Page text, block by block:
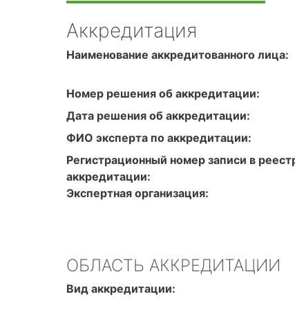
Аккредитация
Наименование аккредитованного лица:
Номер решения об аккредитации:
Дата решения об аккредитации:
ФИО эксперта по аккредитации:
Регистрационный номер записи в
аккредитации:
Экспертная организация:
ОБЛАСТЬ АККРЕДИТАЦИИ
Вид аккредитации: